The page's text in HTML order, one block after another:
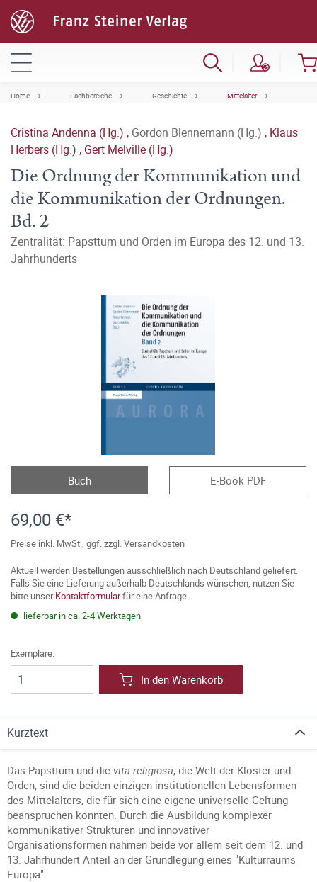
Home Fachbereiche Geschichte Mittelalter
Cristina Andenna (Hg.) , Gordon Blennemann (Hg.) , Klaus
Herbers (Hg.) , Gert Melville (Hg.)
Die Ordnung der Kommunikation und
die Kommunikation der Ordnungen.
Bd. 2
Zentralität: Papsttum und Orden im Europa des 12. und 13.
Jahrhunderts
Buch E-Book PDF
69,00 €*
Preise inkl. MwSt., ggf. zzgl. Versandkosten
Aktuell werden Bestellungen ausschließlich nach Deutschland geliefert.
Falls Sie eine Lieferung außerhalb Deutschlands wünschen, nutzen Sie
bitte unserKontaktformularfür eine Anfrage.
lieferbar in ca. 2-4 Werktagen
Exemplare:
In den Warenkorb
Kurztext
Das Papsttum und die vita religiosa, die Welt der Klöster und
Orden, sind die beiden einzigen institutionellen Lebensformen
des Mittelalters, die für sich eine eigene universelle Geltung
beanspruchen konnten. Durch die Ausbildung komplexer
kommunikativer Strukturen und innovativer
Organisationsformen nahmen beide vor allem seit dem 12. und
13. Jahrhundert Anteil an der Grundlegung eines "Kulturraums
Europa".